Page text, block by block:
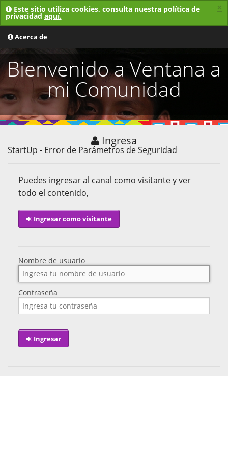
Este sitio utiliza cookies, consulta nuestra política de
privacidad aquí.
×
MENU
Acerca de
Bienvenido a Ventana a
mi Comunidad
Ingresa
StartUp - Error de Parámetros de Seguridad
Puedes ingresar al canal como visitante y ver
todo el contenido,
Ingresar como visitante
Nombre de usuario
Contraseña
Ingresar